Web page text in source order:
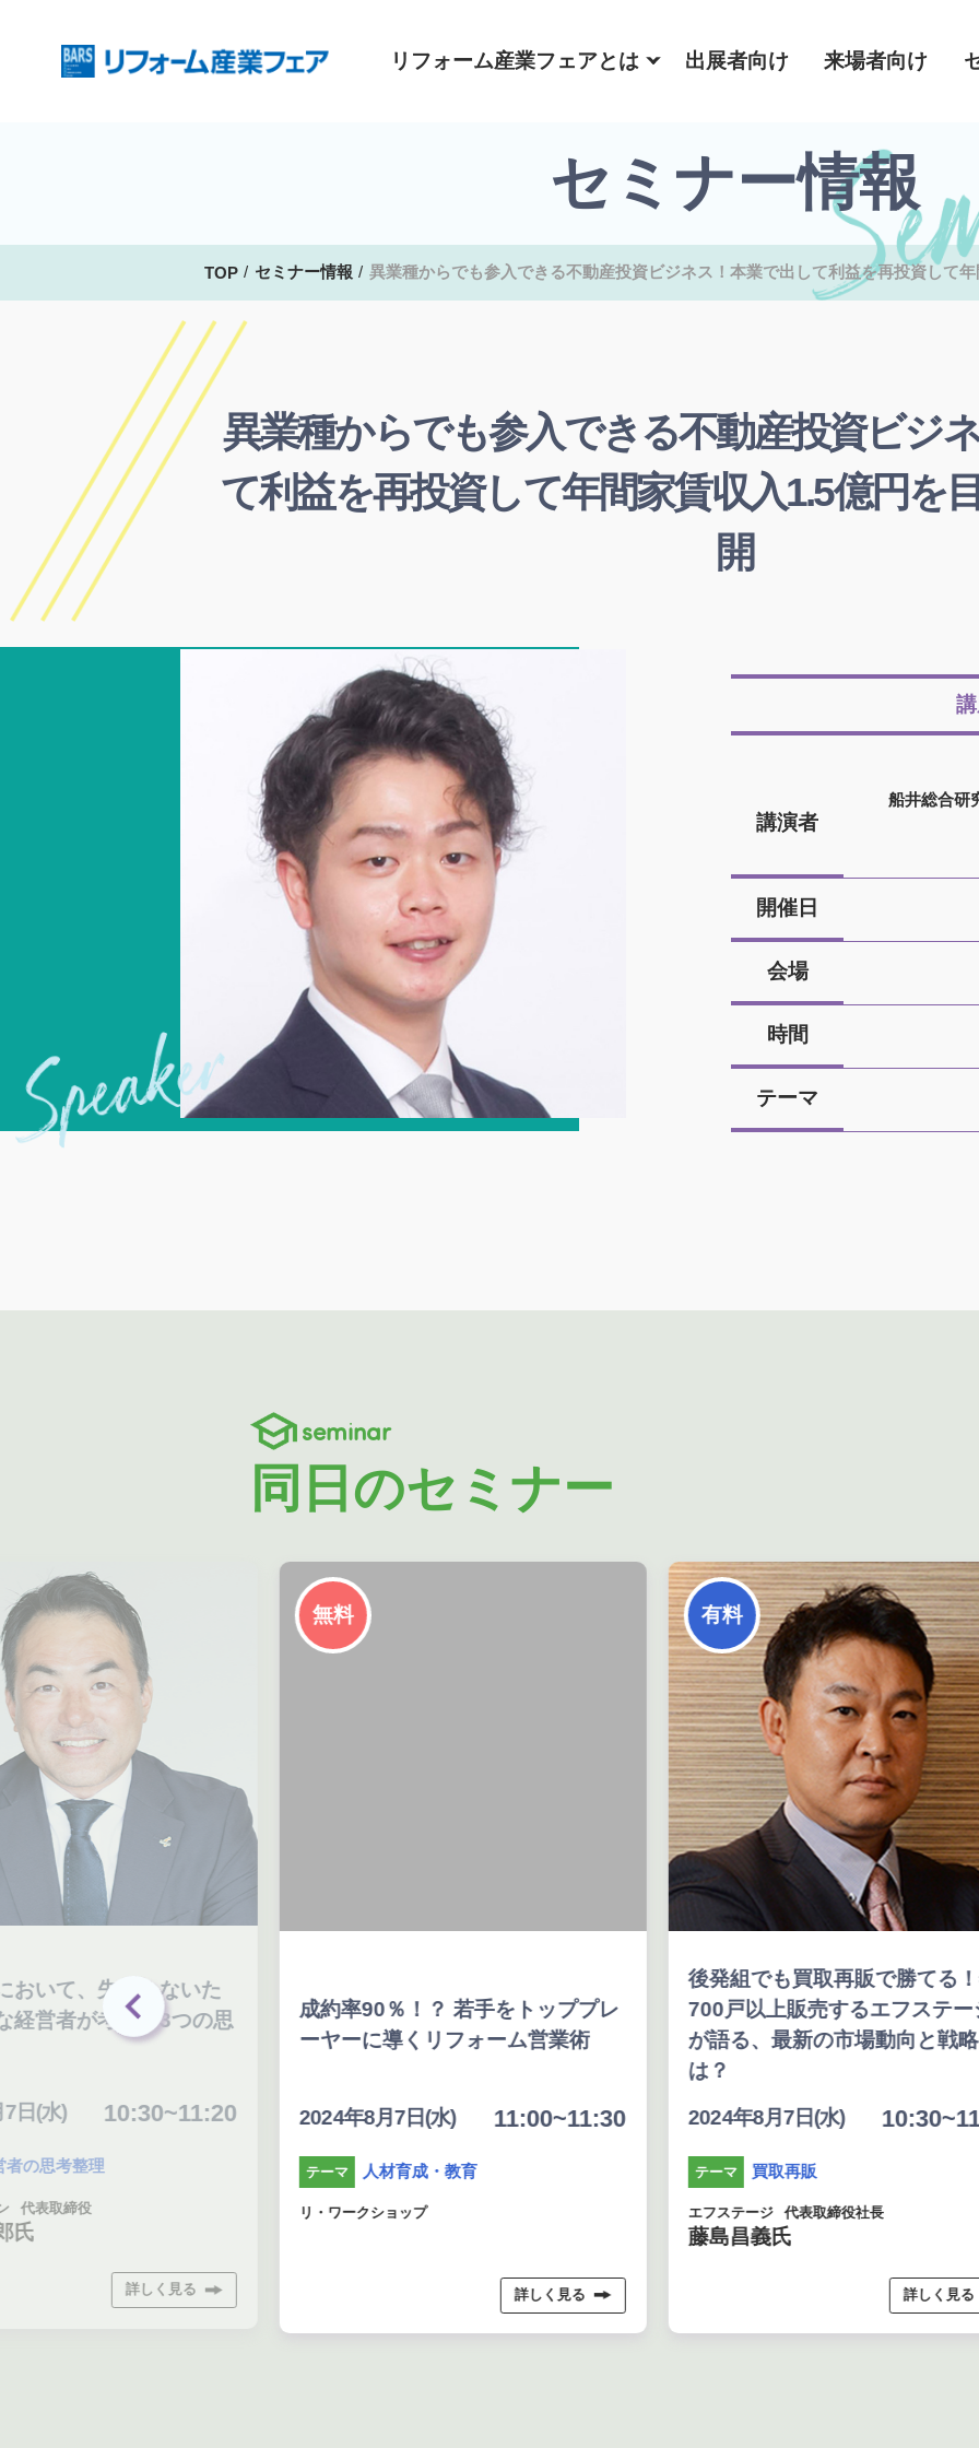
リフォーム産業フェアとは 出展者向け 来場者向け
セミナー情報
TOP セミナー情報 異業種からでも参入できる不動産投資ビジネス！本業で出して利益を再投資して
異業種からでも参入できる不動産投資ビジ
て利益を再投資して年間家賃収入1.5億円を
開
講演者
船井総合研
開催日
会場
時間
テーマ
seminar
同日のセミナー
て、失敗しないた
者が考える3つの思
(水) 10:30~11:20
思考整理
表取締役
詳しく見る
無料
成約率90％！？ 若手をトッププレ
ーヤーに導くリフォーム営業術
2024年8月7日(水) 11:00~11:30
テーマ 人材育成・教育
リ・ワークショップ
詳しく見る
有料
後発組でも買取再販で勝てる！年
700戸以上販売するエフステージ
が語る、最新の市場動向と戦略と
は？
2024年8月7日(水)
テーマ 買取再販
エフステージ 代表取締役社長
藤島昌義氏
詳しく見る